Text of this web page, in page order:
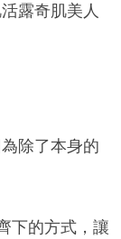
露奇肌美人
除了本身的
下的方式，讓